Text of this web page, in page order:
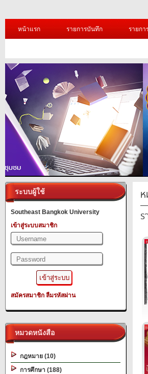
หน้าแรก รายการบันทึก รายกา
ระบบผู้ใช้
Southeast Bangkok University
เข้าสู่ระบบสมาชิก
สมัครสมาชิก ลืมรหัสผ่าน
หมวดหนังสือ
กฎหมาย (10)
การศึกษา (188)